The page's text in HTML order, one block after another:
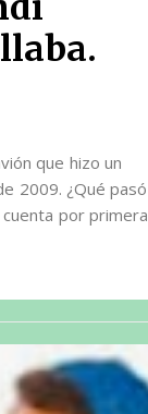
que hizo un
2009. ¿Qué pasó
por primera